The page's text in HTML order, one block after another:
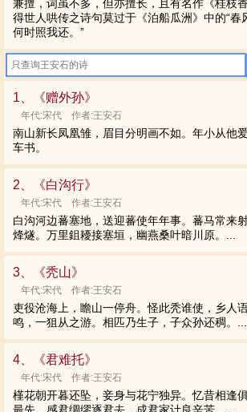
兼擅，词虽不多，但亦擅长，且有名作《桂枝
得世人哄传之诗句莫过于《泊船瓜洲》中的“春
何时照我还。”
1、《赠外孙》
年代:宋代 作者:王安石
南山新长凤凰雏，眉目分明画不如。年小从他
车书。
2、《白沟行》
年代:宋代 作者:王安石
白沟河边蕃塞地，送迎蕃使年年事。蕃马常来
烽燧。万里鉏耰接塞垣，幽燕桑叶暗川原。...
3、《秃山》
年代:宋代 作者:王安石
吏役沧海上，瞻山一停舟。怪此秃谁使，乡人
鸣，一狙从之游。相匹乃生子，子众孙还稠。...
4、《君难托》
年代:宋代 作者:王安石
槿花朝开暮还坠，妾身与花宁独异。忆昔相逢